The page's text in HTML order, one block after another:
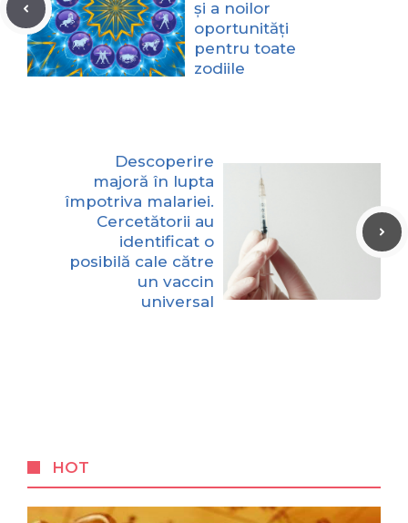
și a noilor
oportunități
pentru toate
zodiile
Descoperire
majoră în lupta
împotriva malariei.
Cercetătorii au
identificat o
posibilă cale către
un vaccin
universal
HOT